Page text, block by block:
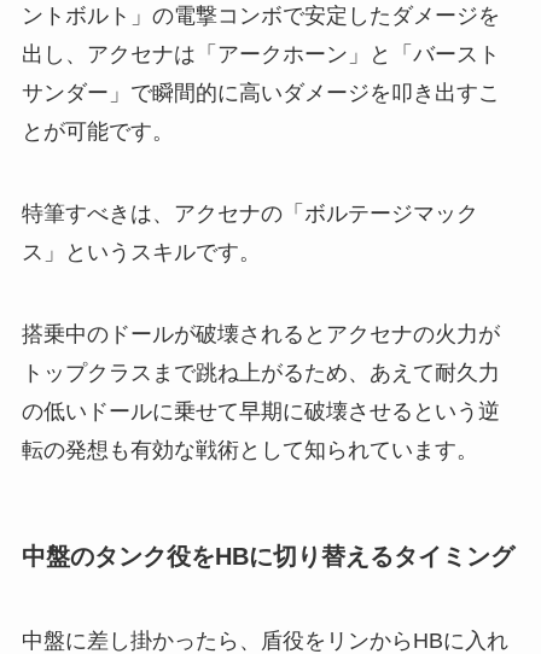
ントボルト」の電撃コンボで安定したダメージを
出し、アクセナは「アークホーン」と「バースト
サンダー」で瞬間的に高いダメージを叩き出すこ
とが可能です。
特筆すべきは、アクセナの「ボルテージマック
ス」というスキルです。
搭乗中のドールが破壊されるとアクセナの火力が
トップクラスまで跳ね上がるため、あえて耐久力
の低いドールに乗せて早期に破壊させるという逆
転の発想も有効な戦術として知られています。
中盤のタンク役をHBに切り替えるタイミング
中盤に差し掛かったら、盾役をリンからHBに入れ